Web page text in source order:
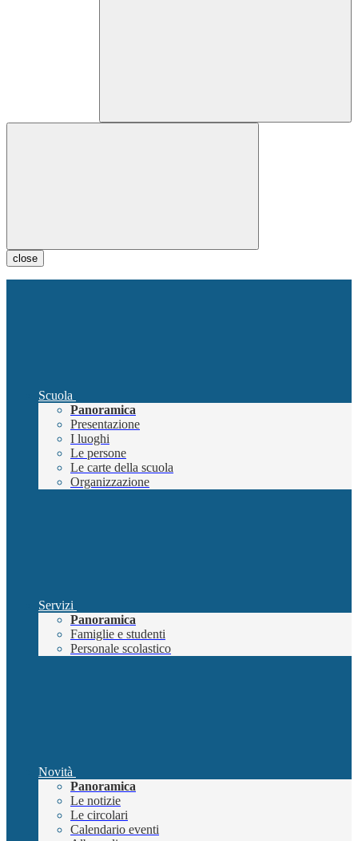
close
Scuola
Panoramica
Presentazione
I luoghi
Le persone
Le carte della scuola
Organizzazione
Servizi
Panoramica
Famiglie e studenti
Personale scolastico
Novità
Panoramica
Le notizie
Le circolari
Calendario eventi